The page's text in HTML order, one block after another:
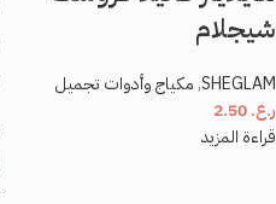
شيجلام
SHEGLAM
, مكياج وأدوات تجميل
ر.ع.
قراءة المزيد